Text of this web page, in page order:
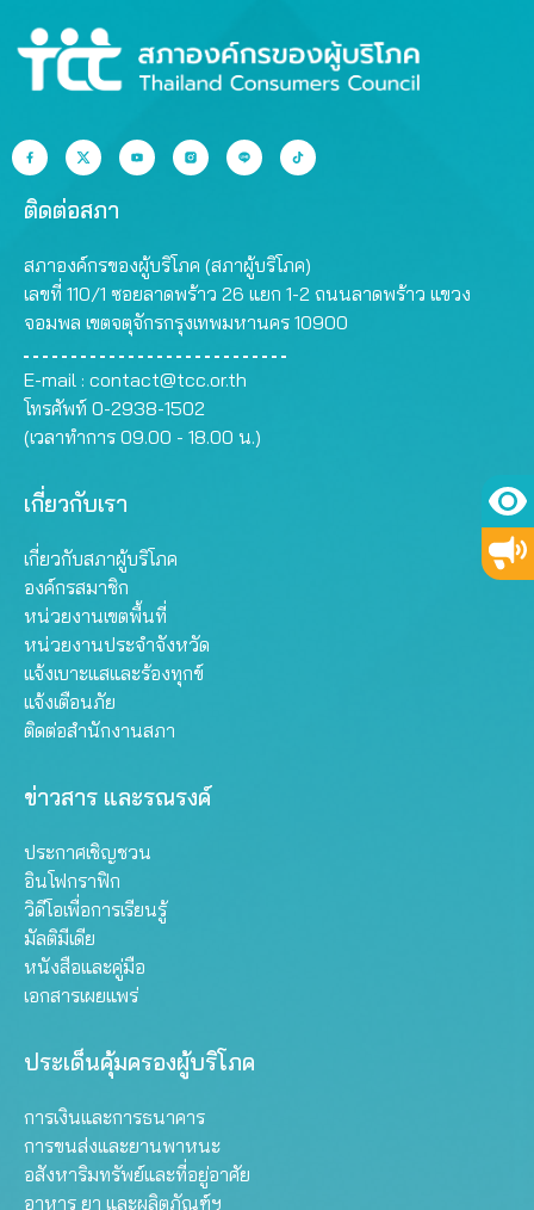
ติดต่อสภา
สภาองค์กรของผู้บริโภค (สภาผู้บริโภค)
เลขที่ 110/1 ซอยลาดพร้าว 26 แยก 1-2 ถนนลาดพร้าว แขวง
จอมพล เขตจตุจักรกรุงเทพมหานคร 10900
E-mail : contact@tcc.or.th
โทรศัพท์ 0-2938-1502
(เวลาทำการ 09.00 - 18.00 น.)
เกี่ยวกับเรา
เกี่ยวกับสภาผู้บริโภค
องค์กรสมาชิก
หน่วยงานเขตพื้นที่
หน่วยงานประจำจังหวัด
แจ้งเบาะแสและร้องทุกข์
แจ้งเตือนภัย
ติดต่อสำนักงานสภา
ข่าวสาร และรณรงค์
ประกาศเชิญชวน
อินโฟกราฟิก
วิดีโอเพื่อการเรียนรู้
มัลติมีเดีย
หนังสือและคู่มือ
เอกสารเผยแพร่
ประเด็นคุ้มครองผู้บริโภค
การเงินและการธนาคาร
การขนส่งและยานพาหนะ
อสังหาริมทรัพย์และที่อยู่อาศัย
อาหาร ยา และผลิตภัณฑ์ฯ